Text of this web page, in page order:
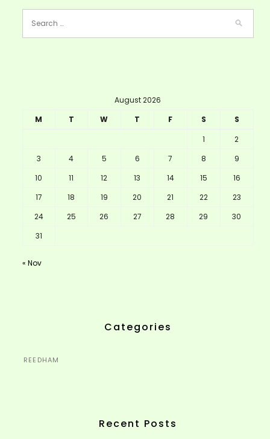
August 2026
M
T W T F S
S
1
2
3
4 5 6 7 8
9
10
11 12 13 14 15
16
17
18 19 20 21 22
23
24
25 26 27 28 29
30
31
« Nov
Categories
REEDHAM
Recent Posts